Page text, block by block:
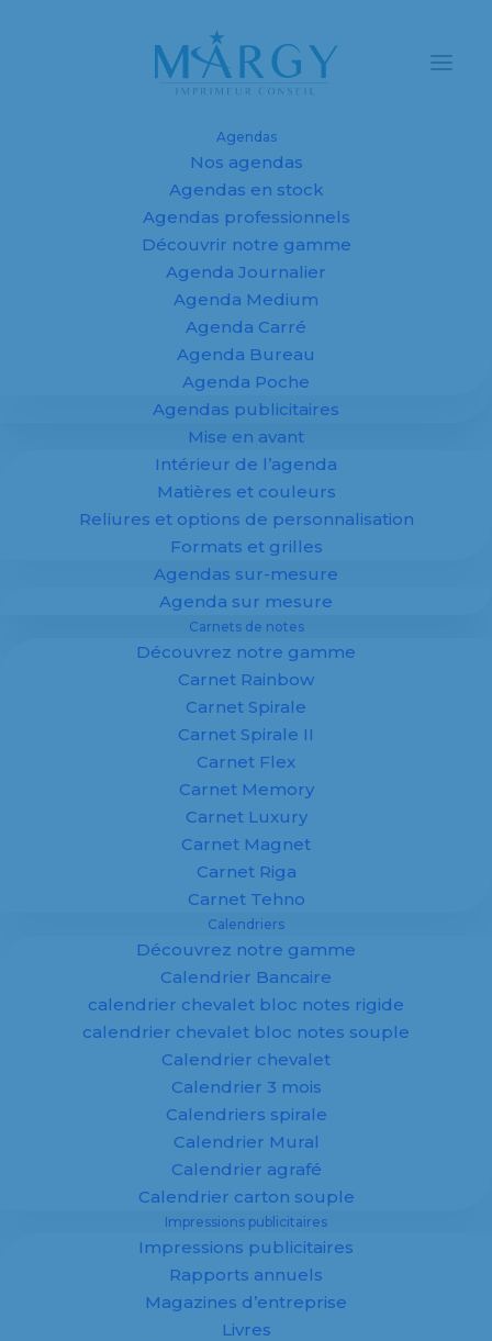
Agendas
Nos agendas
Agendas en stock
Agendas professionnels
Découvrir notre gamme
Agenda Journalier
Agenda Medium
Agenda Carré
Agenda Bureau
Agenda Poche
Agendas publicitaires
Mise en avant
Intérieur de l’agenda
Matières et couleurs
Reliures et options de personnalisation
Formats et grilles
Agendas sur-mesure
Agenda sur mesure
Carnets de notes
Découvrez notre gamme
Carnet Rainbow
Carnet Spirale
Carnet Spirale II
Carnet Flex
Carnet Memory
Carnet Luxury
Carnet Magnet
Carnet Riga
Carnet Tehno
Calendriers
Découvrez notre gamme
Calendrier Bancaire
calendrier chevalet bloc notes rigide
calendrier chevalet bloc notes souple
Calendrier chevalet
Calendrier 3 mois
Calendriers spirale
Calendrier Mural
Calendrier agrafé
Calendrier carton souple
Impressions publicitaires
Impressions publicitaires
Rapports annuels
Magazines d’entreprise
Livres
Margy Consultants,
une agence
d'impressions
publicitaires à votre
écoute
7 juin 2017
Les différentes options d’impression s’adaptent
sur toutes les impressions – éditions
publicitaires / supports commerciaux que nous
Le catalogue ou « look-book »
Le catalogue ou « look-book »met en valeur
votre société ou différentes thématiques de
votre choix. C’est un outil de communication
essentiel. Le catalogue publicitaire présente
souvent plusieurs produits (mode, bricolage,
cuisine…) . Pour cela, nous vous proposons une
impression en format soit, paysage, soit,
portrait, soit carré ou soit étroit.
La brochure
Nous fabriquons et imprimons votre
. La technique de l’impression offset
nous permet de réaliser des brochures à forte
pagination. Vos brochures seront originales, et
nous vous garantissons une grande réactivité
dans notre proposition.